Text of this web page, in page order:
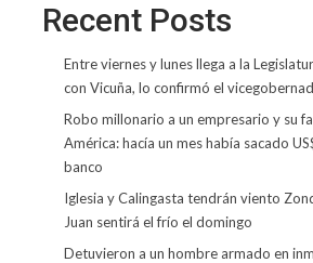
Recent Posts
Entre viernes y lunes llega a la
con Vicuña, lo confirmó el
Robo millonario a un empresario y su
América: hacía un mes había sacado
banco
Iglesia y Calingasta tendrán viento
Juan sentirá el frío el domingo
Detuvieron a un hombre armado en